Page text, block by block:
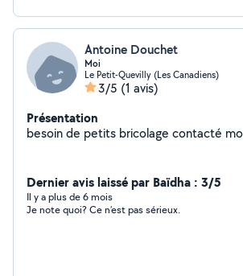
Antoine Douchet
Moi
Le Petit-Quevilly (Les Canadiens)
3/5 (1 avis)
Présentation
besoin de petits bricolage contacté
Dernier avis laissé par Baïdha : 3/5
Il y a plus de 6 mois
Je note quoi? Ce n’est pas sérieux.